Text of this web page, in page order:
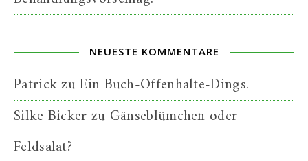
NEUESTE KOMMENTARE
PatrickzuEin Buch-Offenhalte-Dings.
Silke Bickerzu Gänseblümchen oder
Feldsalat?